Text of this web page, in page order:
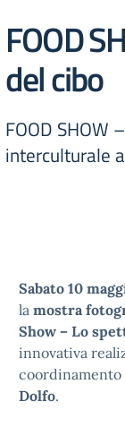
FOOD
del cibo
FOOD SHOW
interculturale
Sabato 10
la mostra
Show – Lo
innovativa
Dolfo.